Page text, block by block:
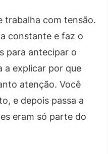
trabalha com tensão.
constante e faz o
para antecipar o
a explicar por que
atenção. Você
e depois passa a
eram só parte do